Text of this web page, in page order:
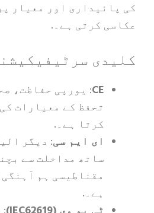
کی پائیداری اور معیار
عکاسی کرتی ہے۔.
کلیدی
CE: یورپی حفاظت،
تحفظ کے معیارات
کرتا ہے۔.
ای ایم سی: دیگر
ساتھ مداخلت سے
مقناطیسی ہم
ہے۔.